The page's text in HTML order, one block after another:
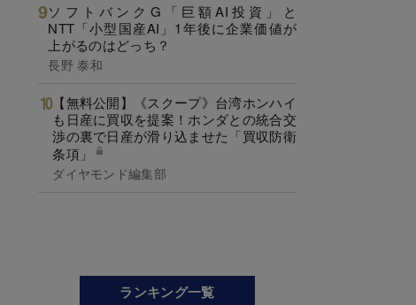
ソフトバンクG「巨額AI投資」と
NTT「小型国産AI」1年後に企業価値が
上がるのはどっち？
長野 泰和
【無料公開】《スクープ》台湾ホンハイ
も日産に買収を提案！ホンダとの統合交
渉の裏で日産が滑り込ませた「買収防衛
条項」
ダイヤモンド編集部
ランキング一覧